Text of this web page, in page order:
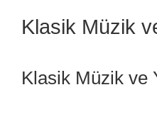
Image
Klasik Müzik
Klasik Müzik ve